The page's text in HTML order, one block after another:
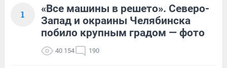
1
«Все машины в решето». Северо-
Запад и окраины Челябинска
побило крупным градом — фото
40 154 190